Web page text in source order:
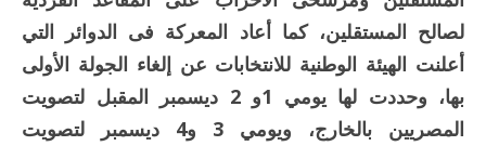
لصالح المستقلين، كما أعاد المعركة فى الدوائر التي
أعلنت الهيئة الوطنية للانتخابات عن إلغاء الجولة الأولى
بها، وحددت لها يومي 1و 2 ديسمبر المقبل لتصويت
المصريين بالخارج، ويومي 3 و4 ديسمبر لتصويت